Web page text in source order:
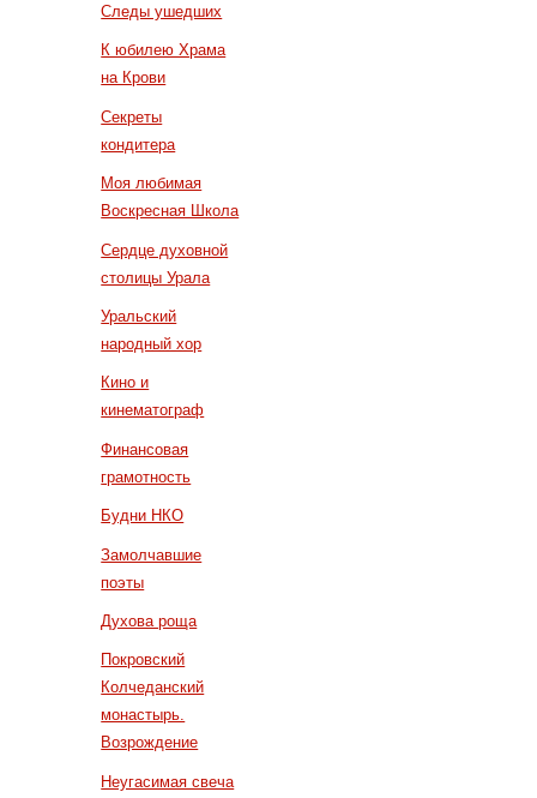
Следы ушедших
К юбилею Храма
на Крови
Секреты
кондитера
Моя любимая
Воскресная Школа
Сердце духовной
столицы Урала
Уральский
народный хор
Кино и
кинематограф
Финансовая
грамотность
Будни НКО
Замолчавшие
поэты
Духова роща
Покровский
Колчеданский
монастырь.
Возрождение
Неугасимая свеча